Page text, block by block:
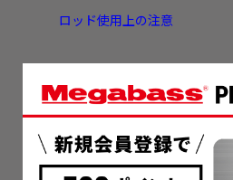
ロッド使用上の注意